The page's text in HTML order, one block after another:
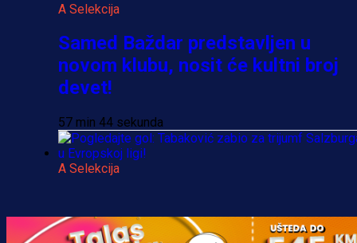
A Selekcija
Samed Baždar predstavljen u
novom klubu, nosit će kultni broj
devet!
57 min 44 sekunda
A Selekcija
trijumf Salzburga u Evropskoj ligi!